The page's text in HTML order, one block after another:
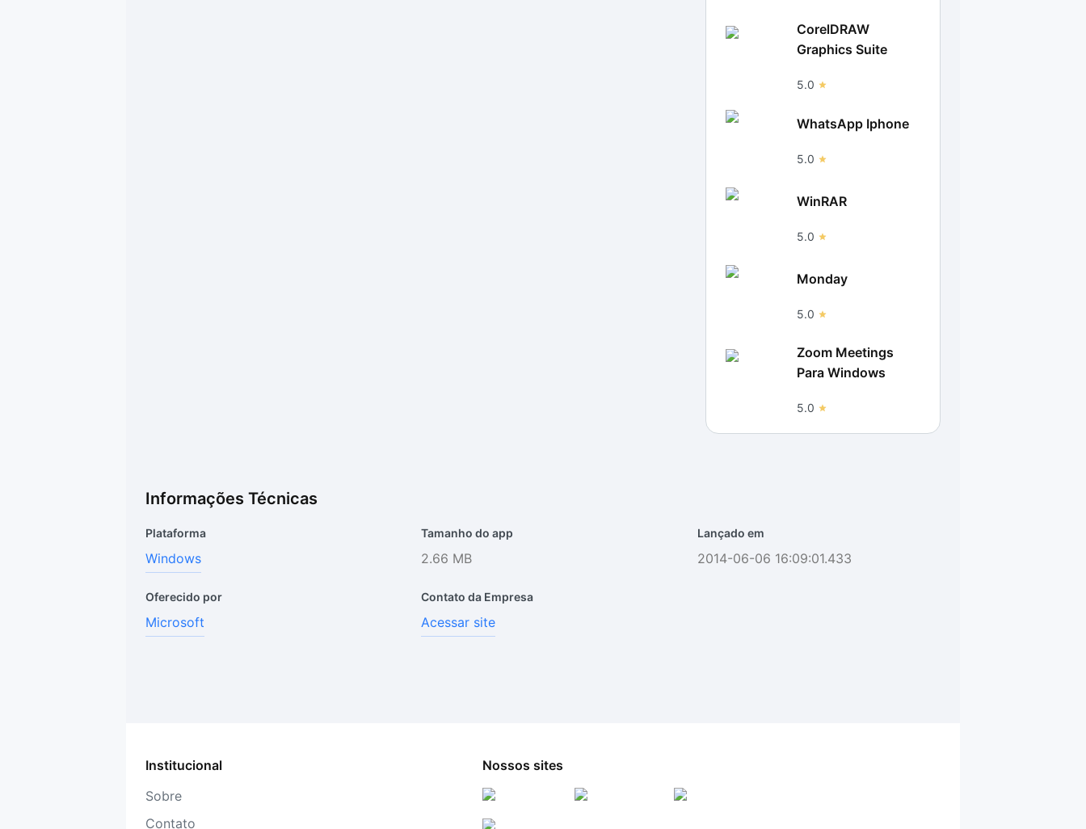
CorelDRAW
Graphics Suite
5.0
WhatsApp Iphone
5.0
WinRAR
5.0
Monday
5.0
Zoom Meetings
Para Windows
5.0
Informações Técnicas
Plataforma
Windows
Tamanho do app
2.66 MB
Lançado em
2014-06-06 16:09:01.433
Oferecido por
Microsoft
Contato da Empresa
Acessar site
Institucional
Sobre
Contato
Nossos sites